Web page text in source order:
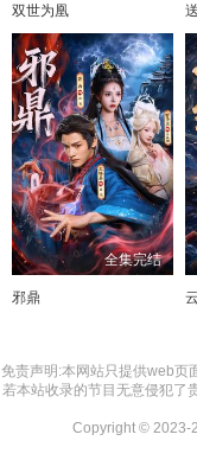
双世为凰
全集完结
邪鼎
免责声明:本网站只提供web页
若本站收录的节目无意侵犯了
Copyright © 2023-